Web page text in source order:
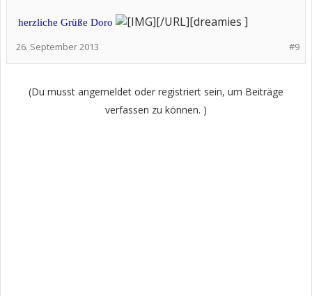
herzliche Grüße Doro [/URL][dreamies ]
#9
26. September 2013
(Du musst angemeldet oder registriert sein, um Beiträge
verfassen zu können. )